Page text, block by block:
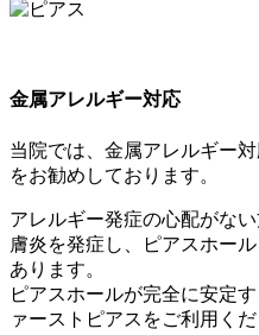
金属アレルギー対応
当院では、金属アレルギー
をお勧めしております。
アレルギー発症の心配がな
膚炎を発症し、ピアスホー
あります。
ピアスホールが完全に安定
ァーストピアスをご利用くだ